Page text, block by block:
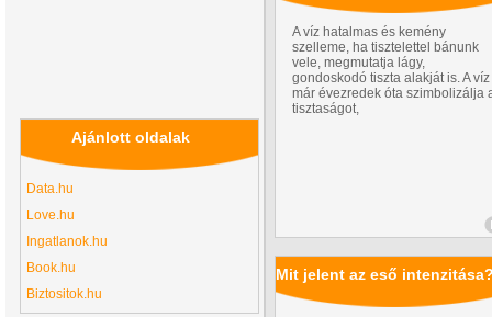
A víz hatalmas és kemény
szelleme, ha tisztelettel bánunk
vele, megmutatja lágy,
gondoskodó tiszta alakját is. A víz
már évezredek óta szimbolizálja
tisztaságot,
Mit jelent az eső
Ajánlott oldalak
Data.hu
Love.hu
Ingatlanok.hu
Book.hu
Biztositok.hu